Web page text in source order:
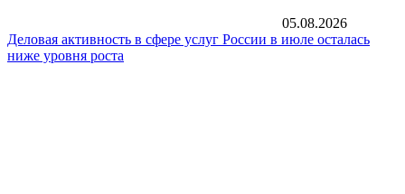
05.08.2026
Деловая активность в сфере услуг России в июле осталась
ниже уровня роста